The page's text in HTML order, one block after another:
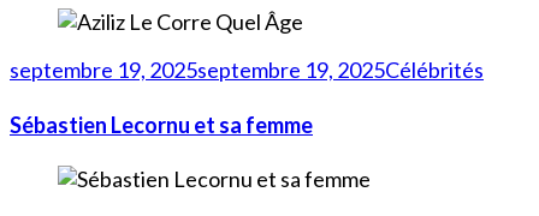
septembre 19, 2025septembre 19, 2025Célébrités
Sébastien Lecornu et sa femme